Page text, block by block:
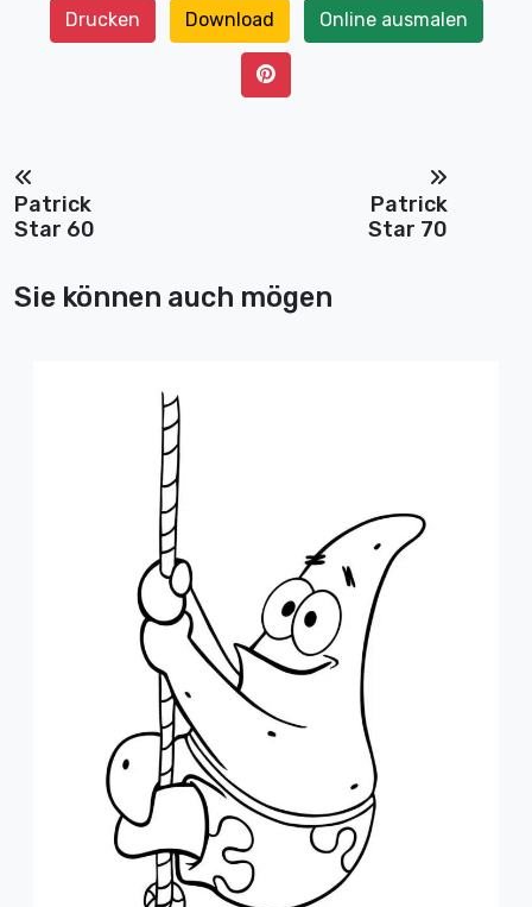
Drucken Download Online ausmalen
Patrick
Star 60
Patrick
Star 70
Sie können auch mögen